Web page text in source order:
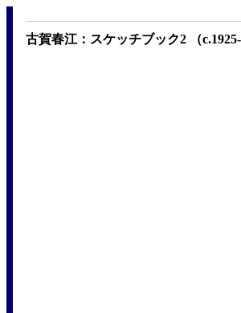
古賀春江：スケッチブック2 （c.1925-